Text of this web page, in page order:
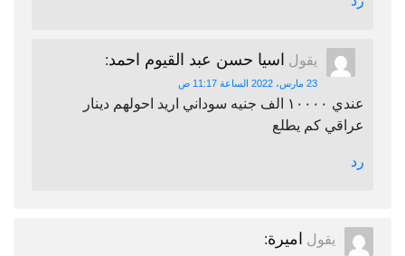
يقول اسيا حسن عبد القيوم احمد:
23 مارس، 2022 الساعة 11:17 ص
عندي ١٠٠٠٠ الف جنيه سوداني اريد احولهم دينار
عراقي كم يطلع
رد
يقول اميرة: